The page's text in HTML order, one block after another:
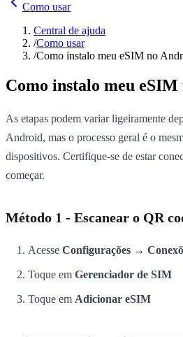
Como usar
Central de ajuda
/Como usar
/Como instalo meu eSIM no
Como instalo meu
As etapas podem variar ligeiramente
Android, mas o processo geral é o
dispositivos. Certifique-se de estar
começar.
Método 1 - Escanear o QR
Acesse Configurações →
Toque em Gerenciador de SIM
Toque em Adicionar eSIM